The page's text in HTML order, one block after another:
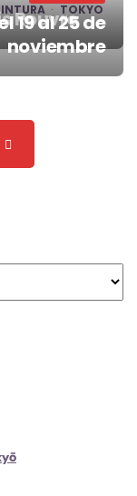
TOKYO
Rouvre
19 al 25 de
noviembre